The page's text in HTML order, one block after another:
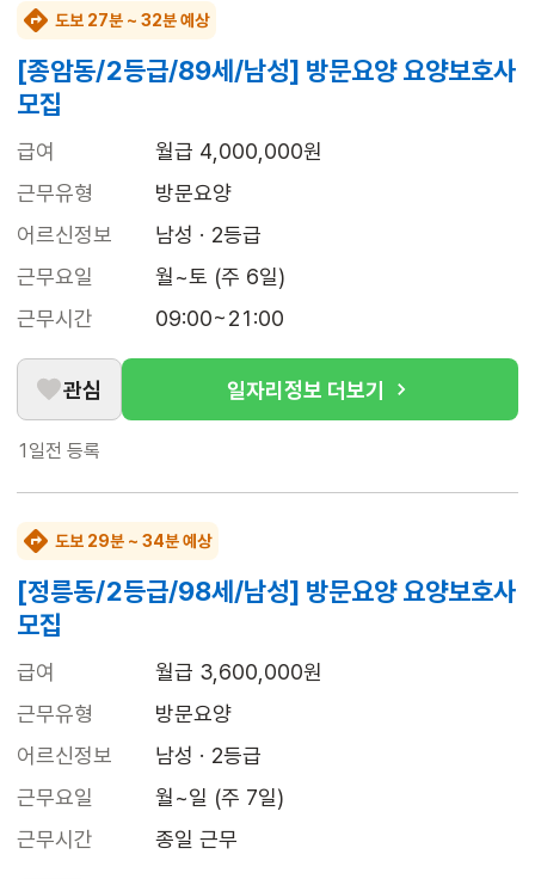
도보 27분 ~ 32분 예상
[종암동/2등급/89세/남성] 방문요양 요양보호사
모집
급여
월급 4,000,000원
근무유형
방문요양
어르신정보
남성 · 2등급
근무요일
월~토 (주 6일)
근무시간
09:00~21:00
관심 일자리정보 더보기
1일전 등록
도보 29분 ~ 34분 예상
[정릉동/2등급/98세/남성] 방문요양 요양보호사
모집
급여
월급 3,600,000원
근무유형
방문요양
어르신정보
남성 · 2등급
근무요일
월~일 (주 7일)
근무시간
종일 근무